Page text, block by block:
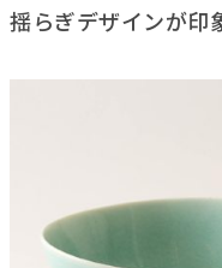
揺らぎデザインが印